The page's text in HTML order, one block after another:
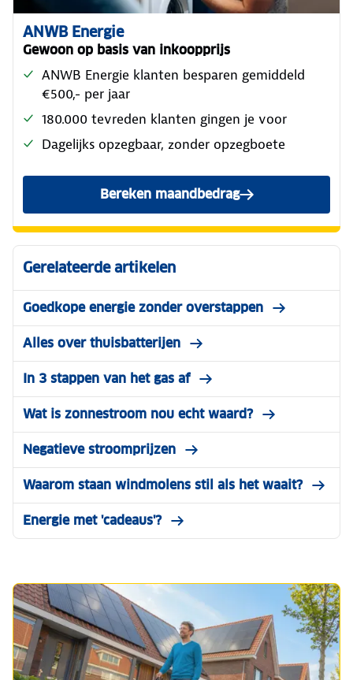
ANWB Energie
Gewoon op basis van inkoopprijs
ANWB Energie klanten besparen gemiddeld
€500,- per jaar
180.000 tevreden klanten gingen je voor
Dagelijks opzegbaar, zonder opzegboete
Bereken maandbedrag
Gerelateerde artikelen
Goedkope energie zonder overstappen
Alles over thuisbatterijen
In 3 stappen van het gas af
Wat is zonnestroom nou echt waard?
Negatieve stroomprijzen
Waarom staan windmolens stil als het waait?
Energie met 'cadeaus'?